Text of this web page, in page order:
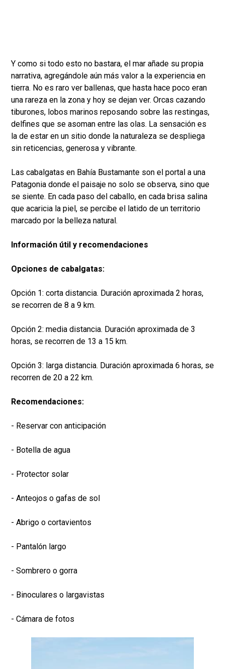
Y como si todo esto no bastara, el mar añade su propia
narrativa, agregándole aún más valor a la experiencia en
tierra. No es raro ver ballenas, que hasta hace poco eran
una rareza en la zona y hoy se dejan ver. Orcas cazando
tiburones, lobos marinos reposando sobre las restingas,
delfines que se asoman entre las olas. La sensación es
la de estar en un sitio donde la naturaleza se despliega
sin reticencias, generosa y vibrante.
Las cabalgatas en Bahía Bustamante son el portal a una
Patagonia donde el paisaje no solo se observa, sino que
se siente. En cada paso del caballo, en cada brisa salina
que acaricia la piel, se percibe el latido de un territorio
marcado por la belleza natural.
Información útil y recomendaciones
Opciones de cabalgatas:
Opción 1: corta distancia. Duración aproximada 2 horas,
se recorren de 8 a 9 km.
Opción 2: media distancia. Duración aproximada de 3
horas, se recorren de 13 a 15 km.
Opción 3: larga distancia. Duración aproximada 6 horas, se
recorren de 20 a 22 km.
Recomendaciones:
- Reservar con anticipación
- Botella de agua
- Protector solar
- Anteojos o gafas de sol
- Abrigo o cortavientos
- Pantalón largo
- Sombrero o gorra
- Binoculares o largavistas
- Cámara de fotos